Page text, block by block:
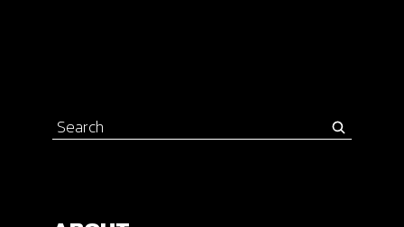
Search
for: